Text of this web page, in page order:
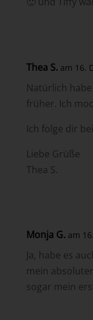
Thea S. am 16.
Natürlich
früher. Ich
Ich folge dir
Liebe Grüße
Thea S.
Monja G. am
Ja, habe es
mein
sogar mein